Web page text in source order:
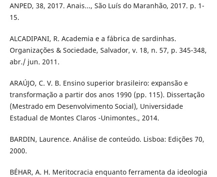
ANPED, 38, 2017. Anais..., São Luís do Maranhão, 2017. p. 1-
15.
ALCADIPANI, R. Academia e a fábrica de sardinhas.
Organizações & Sociedade, Salvador, v. 18, n. 57, p. 345-348,
abr./ jun. 2011.
ARAÚJO, C. V. B. Ensino superior brasileiro: expansão e
transformação a partir dos anos 1990 (pp. 115). Dissertação
(Mestrado em Desenvolvimento Social), Universidade
Estadual de Montes Claros -Unimontes., 2014.
BARDIN, Laurence. Análise de conteúdo. Lisboa: Edições 70,
2000.
BÉHAR, A. H. Meritocracia enquanto ferramenta da ideologia